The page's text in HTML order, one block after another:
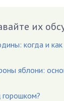
их
когда и
яблони:
горошком?